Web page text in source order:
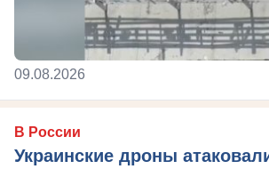
09.08.2026
В России
Украинские дроны